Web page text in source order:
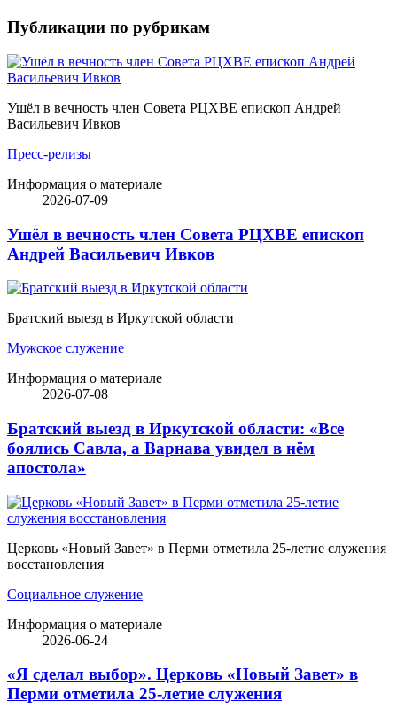
Публикации по рубрикам
Ушёл в вечность член Совета РЦХВЕ епископ Андрей
Васильевич Ивков
Пресс-релизы
Информация о материале
2026-07-09
Ушёл в вечность член Совета РЦХВЕ епископ
Андрей Васильевич Ивков
Братский выезд в Иркутской области
Мужское служение
Информация о материале
2026-07-08
Братский выезд в Иркутской области: «Все
боялись Савла, а Варнава увидел в нём
апостола»
Церковь «Новый Завет» в Перми отметила 25-летие служения
восстановления
Социальное служение
Информация о материале
2026-06-24
«Я сделал выбор». Церковь «Новый Завет» в
Перми отметила 25-летие служения